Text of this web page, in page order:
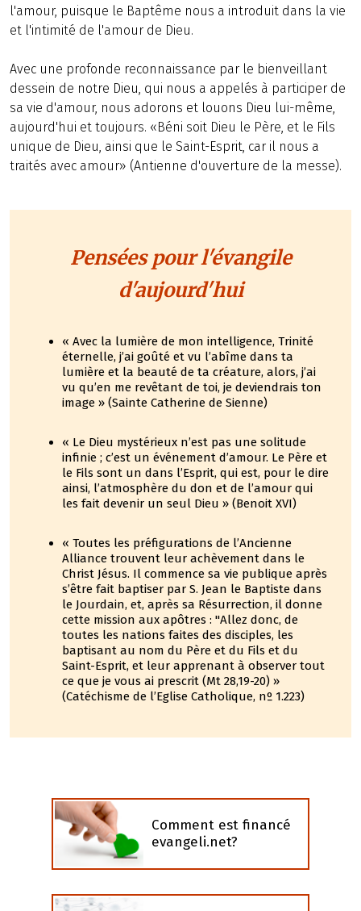
l'amour, puisque le Baptême nous a introduit dans la vie
et l'intimité de l'amour de Dieu.
Avec une profonde reconnaissance par le bienveillant
dessein de notre Dieu, qui nous a appelés à participer de
sa vie d'amour, nous adorons et louons Dieu lui-même,
aujourd'hui et toujours. «Béni soit Dieu le Père, et le Fils
unique de Dieu, ainsi que le Saint-Esprit, car il nous a
traités avec amour» (Antienne d'ouverture de la messe).
Pensées pour l'évangile
d'aujourd'hui
« Avec la lumière de mon intelligence, Trinité
éternelle, j’ai goûté et vu l’abîme dans ta
lumière et la beauté de ta créature, alors, j’ai
vu qu’en me revêtant de toi, je deviendrais ton
image » (Sainte Catherine de Sienne)
« Le Dieu mystérieux n’est pas une solitude
infinie ; c’est un événement d’amour. Le Père et
le Fils sont un dans l’Esprit, qui est, pour le dire
ainsi, l’atmosphère du don et de l’amour qui
les fait devenir un seul Dieu » (Benoit XVI)
« Toutes les préfigurations de l’Ancienne
Alliance trouvent leur achèvement dans le
Christ Jésus. Il commence sa vie publique après
s’être fait baptiser par S. Jean le Baptiste dans
le Jourdain, et, après sa Résurrection, il donne
cette mission aux apôtres : "Allez donc, de
toutes les nations faites des disciples, les
baptisant au nom du Père et du Fils et du
Saint-Esprit, et leur apprenant à observer tout
ce que je vous ai prescrit (Mt 28,19-20) »
(Catéchisme de l’Eglise Catholique, nº 1.223)
Comment est financé
evangeli.net?